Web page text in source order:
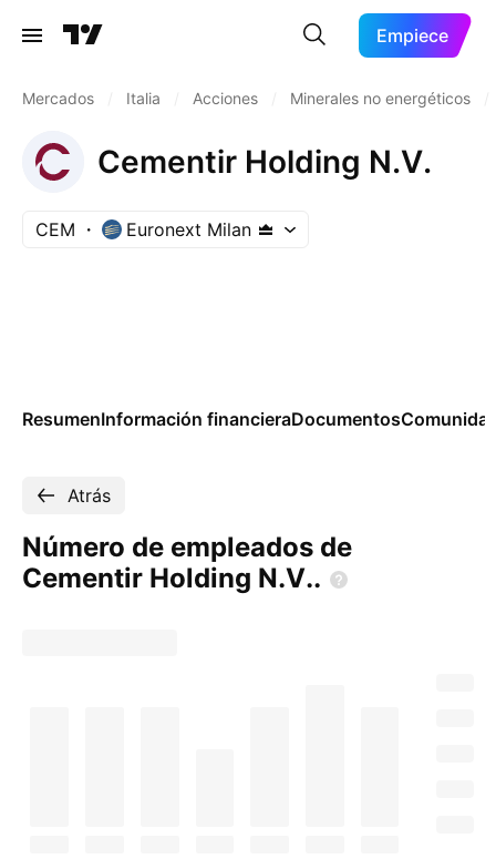
Empiece
Mercados Italia Acciones Minerales no energéticos
Cementir Holding N.V.
CEM Euronext Milan
ResumenInformación financieraDocumentos
Atrás
Número de empleados de
Cementir Holding N.V..